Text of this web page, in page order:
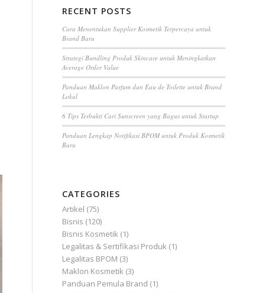
FAQ
RECENT POSTS
Cara Menentukan Supplier Kosmetik Terpercaya untuk
Brand Baru
Strategi Bundling Produk Skincare untuk Meningkatkan
Average Order Value
Panduan Maklon Parfum dan Eau de Toilette untuk Brand
Lokal
CATEGORIES
Artikel(75)
Bisnis(120)
Bisnis Kosmetik(1)
Legalitas & Sertifikasi Produk